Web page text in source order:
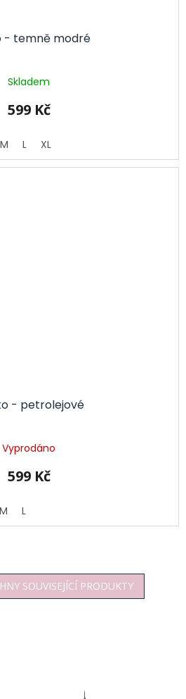
- temně modré
Skladem
599 Kč
M L XL
- petrolejové
Vyprodáno
599 Kč
M L
SOUVISEJÍCÍ PRODUKTY